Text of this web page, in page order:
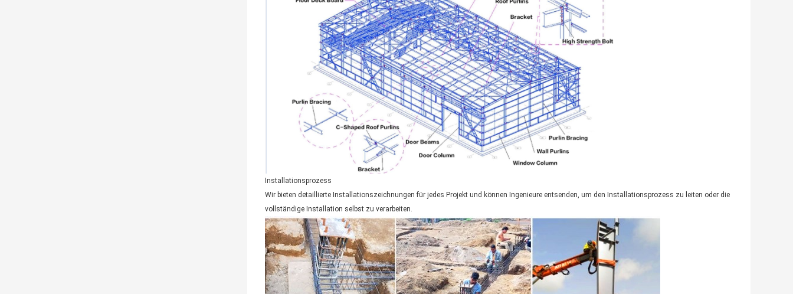
Installationsprozess
Wir bieten detaillierte Installationszeichnungen für jedes Projekt und können Ingenieure entsenden, um den Installationsprozess zu leiten oder die
vollständige Installation selbst zu verarbeiten.